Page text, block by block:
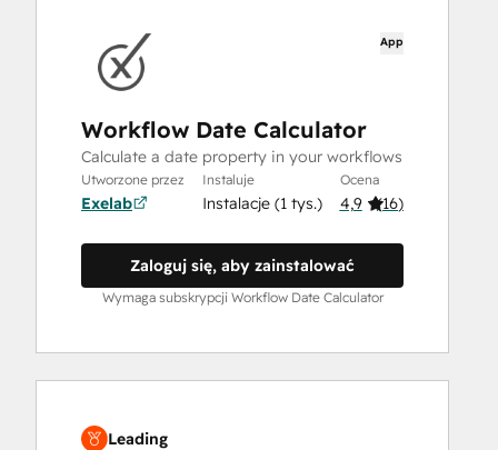
App
Workflow Date Calculator
Calculate a date property in your workflows
Utworzone przez
Exelab
Instaluje
Instalacje (1 tys.)
Ocena
4,9 (16)
Zaloguj się, aby zainstalować
Wymaga subskrypcji Workflow Date Calculator
Leading